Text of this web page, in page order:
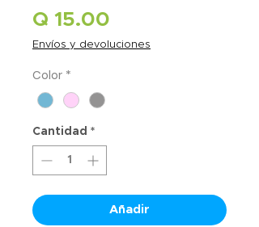
Q 15.00
Envíos y devoluciones
Color *
Cantidad *
Añadir